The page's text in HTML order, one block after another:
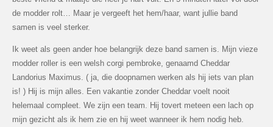
de modder rolt… Maar je vergeeft het hem/haar, want jullie band
samen is veel sterker.
Ik weet als geen ander hoe belangrijk deze band samen is. Mijn vieze
modder roller is een welsh corgi pembroke, genaamd Cheddar
Landorius Maximus. ( ja, die doopnamen werken als hij iets van plan
is! ) Hij is mijn alles. Een vakantie zonder Cheddar voelt nooit
helemaal compleet. We zijn een team. Hij tovert meteen een lach op
mijn gezicht als ik hem zie en hij weet wanneer ik hem nodig heb.